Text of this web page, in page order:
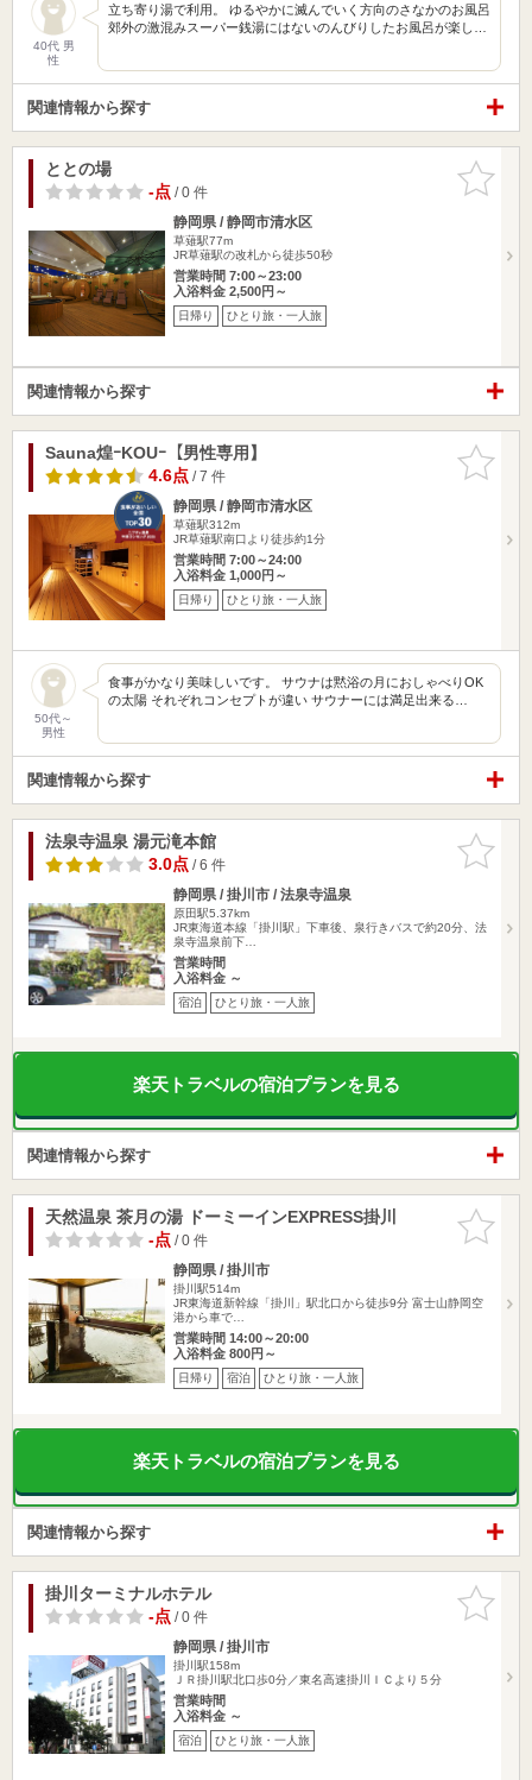
40代 男
性
立ち寄り湯で利用。 ゆるやかに滅んでいく方向のさなかのお風呂
郊外の激混みスーパー銭湯にはないのんびりしたお風呂が楽し…
関連情報から探す
お気に入
りに追加
ととの場
-点/ 0 件
静岡県 / 静岡市清水区
草薙駅77m
JR草薙駅の改札から徒歩50秒
営業時間 7:00～23:00
入浴料金 2,500円～
日帰り ひとり旅・一人旅
関連情報から探す
お気に入
りに追加
Sauna煌ｰKOUｰ【男性専用】
4.6点/ 7 件
静岡県 / 静岡市清水区
草薙駅312m
JR草薙駅南口より徒歩約1分
営業時間 7:00～24:00
入浴料金 1,000円～
日帰り ひとり旅・一人旅
50代～
男性
食事がかなり美味しいです。 サウナは黙浴の月におしゃべりOK
の太陽 それぞれコンセプトが違い サウナーには満足出来る…
関連情報から探す
お気に入
りに追加
法泉寺温泉 湯元滝本館
3.0点/ 6 件
静岡県 / 掛川市 / 法泉寺温泉
原田駅5.37km
JR東海道本線「掛川駅」下車後、泉行きバスで約20分、法
泉寺温泉前下…
営業時間
入浴料金 ～
宿泊 ひとり旅・一人旅
楽天トラベルの宿泊プランを見る
関連情報から探す
お気に入
りに追加
天然温泉 茶月の湯 ドーミーインEXPRESS掛川
-点/ 0 件
静岡県 / 掛川市
掛川駅514m
JR東海道新幹線「掛川」駅北口から徒歩9分 富士山静岡空
港から車で…
営業時間 14:00～20:00
入浴料金 800円～
日帰り 宿泊 ひとり旅・一人旅
楽天トラベルの宿泊プランを見る
関連情報から探す
お気に入
りに追加
掛川ターミナルホテル
-点/ 0 件
静岡県 / 掛川市
掛川駅158m
ＪＲ掛川駅北口歩0分／東名高速掛川ＩＣより５分
営業時間
入浴料金 ～
宿泊 ひとり旅・一人旅